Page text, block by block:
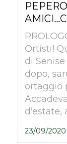
Ortisti!
di
dopo,
ortaggio
d’estate,
23/09/2020